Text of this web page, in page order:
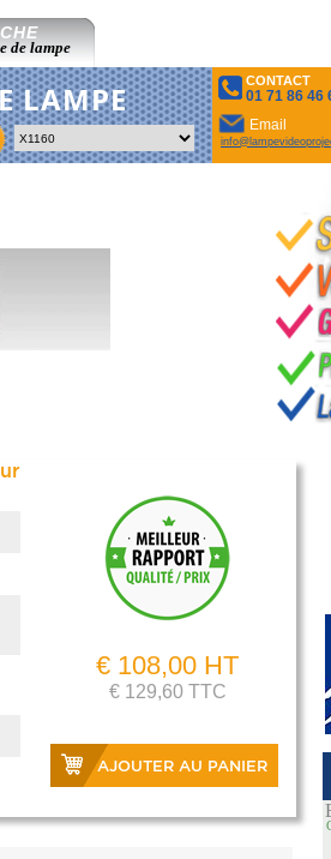
de lampe
LAMPE CONTACT
01 71 86 46
Email
€ 108,00 HT
€ 129,60 TTC
AJOUTER AU PANIER